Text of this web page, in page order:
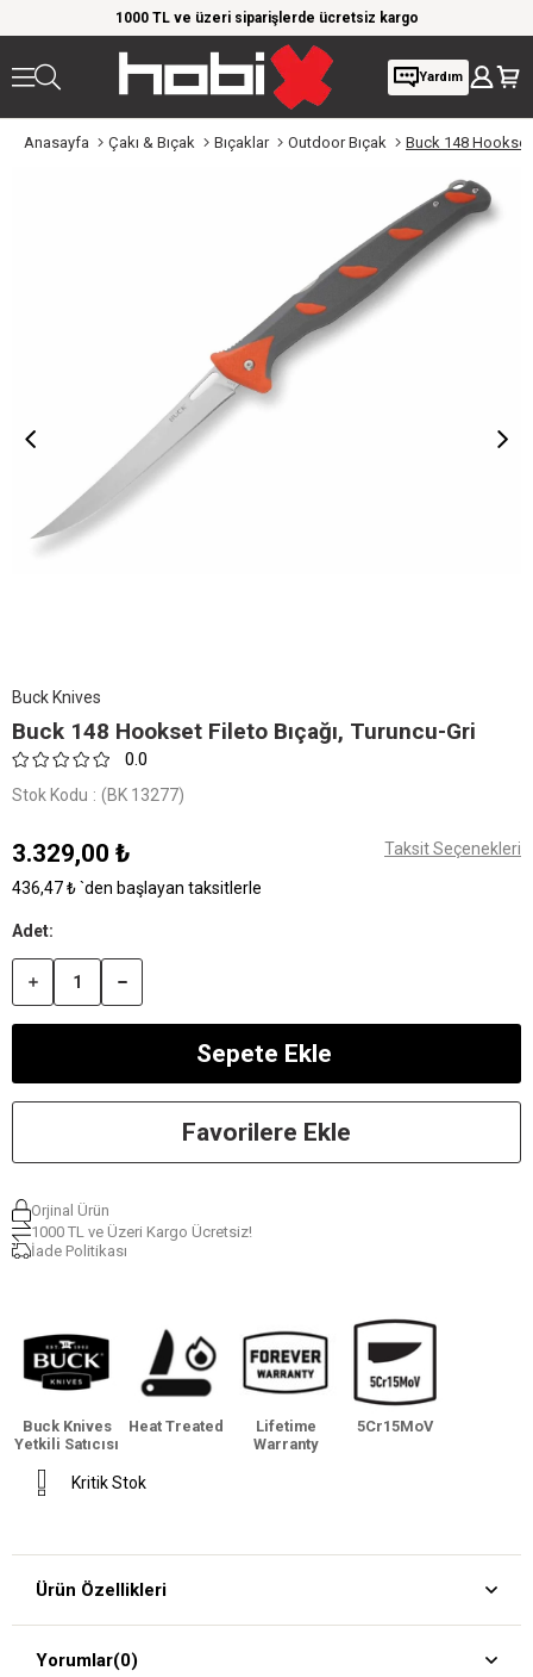
1000 TL ve üzeri siparişlerde ücretsiz kargo
Yardım
Anasayfa Çakı & Bıçak Bıçaklar Outdoor Bıçak Buck 148 Hookset
Buck Knives
Buck 148 Hookset Fileto Bıçağı, Turuncu-Gri
0.0
Stok Kodu (BK 13277)
3.329,00 ₺ Taksit Seçenekleri
436,47 ₺`den başlayan taksitlerle
Favorilere Ekle
Orjinal Ürün
1000 TL ve Üzeri Kargo Ücretsiz!
İade Politikası
Buck Knives
Yetkili Satıcısı
Heat Treated
Lifetime
Warranty
5Cr15MoV
Kritik Stok
Ürün Özellikleri
Yorumlar(0)